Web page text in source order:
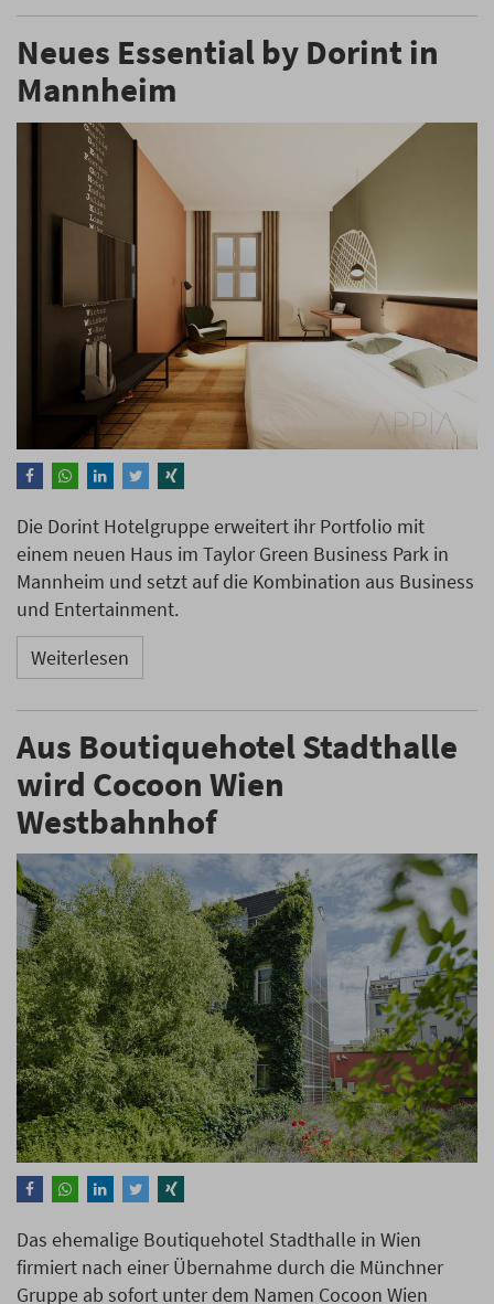
Neues Essential by Dorint in
Mannheim
Die Dorint Hotelgruppe erweitert ihr Portfolio mit
einem neuen Haus im Taylor Green Business Park in
Mannheim und setzt auf die Kombination aus Business
und Entertainment.
Weiterlesen
Aus Boutiquehotel Stadthalle
wird Cocoon Wien
Westbahnhof
Das ehemalige Boutiquehotel Stadthalle in Wien
firmiert nach einer Übernahme durch die Münchner
Gruppe ab sofort unter dem Namen Cocoon Wien